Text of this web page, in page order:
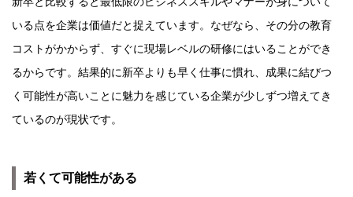
いる点を企業は価値だと捉えています。なぜなら、その分の教育
コストがかからず、すぐに現場レベルの研修にはいることができ
るからです。結果的に新卒よりも早く仕事に慣れ、成果に結びつ
く可能性が高いことに魅力を感じている企業が少しずつ増えてき
ているのが現状です。
若くて可能性がある